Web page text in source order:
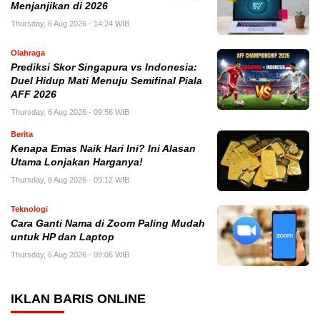
Menjanjikan di 2026
Thursday, 6 Aug 2026 - 14:24 WIB
Olahraga
Prediksi Skor Singapura vs Indonesia:
Duel Hidup Mati Menuju Semifinal Piala
AFF 2026
Thursday, 6 Aug 2026 - 09:56 WIB
Berita
Kenapa Emas Naik Hari Ini? Ini Alasan
Utama Lonjakan Harganya!
Thursday, 6 Aug 2026 - 09:12 WIB
Teknologi
Cara Ganti Nama di Zoom Paling Mudah
untuk HP dan Laptop
Thursday, 6 Aug 2026 - 09:06 WIB
IKLAN BARIS ONLINE